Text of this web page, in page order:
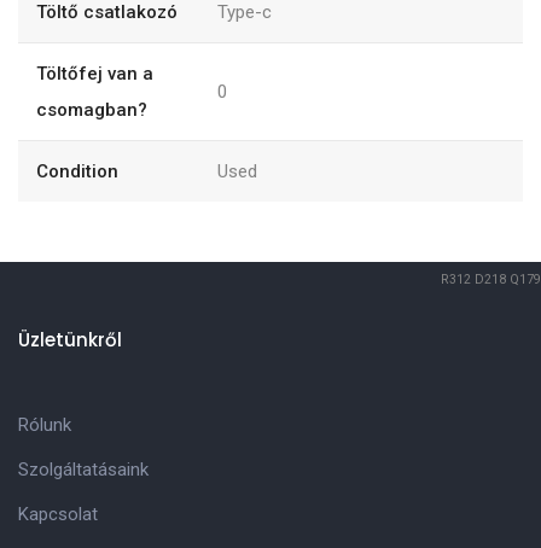
Töltő csatlakozó Type-c
Töltőfej van a
csomagban?
0
Condition Used
R312 D218 Q179
Üzletünkről
Rólunk
Szolgáltatásaink
Kapcsolat